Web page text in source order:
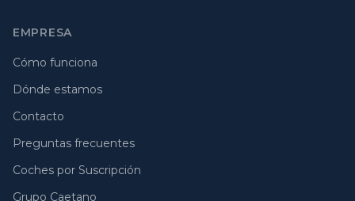
EMPRESA
Cómo funciona
Dónde estamos
Contacto
Preguntas frecuentes
Coches por Suscripción
Grupo Caetano